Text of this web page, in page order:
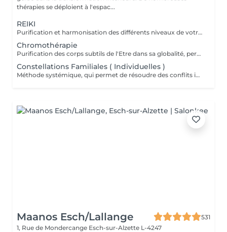
thérapies se déploient à l'espac...
REIKI
Purification et harmonisation des différents niveaux de votre être physique, émotionnel, mental et spirituel.
Chromothérapie
Purification des corps subtils de l'Etre dans sa globalité, permet une meilleure connexion à soi, une relaxation intense, un meilleur ancrage et une clarté d'esprit...
Constellations Familiales ( Individuelles )
Méthode systémique, qui permet de résoudre des conflits intérieurs ou familiaux
Maanos Esch/Lallange
531
1, Rue de Mondercange Esch-sur-Alzette L-4247